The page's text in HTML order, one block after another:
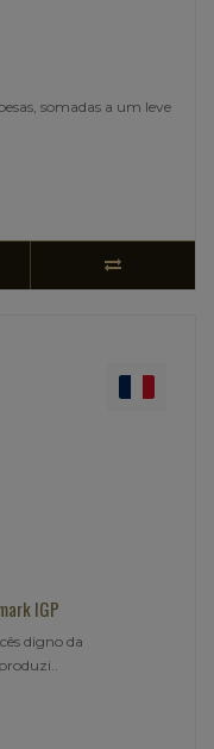
somadas a um leve
IGP
digno da